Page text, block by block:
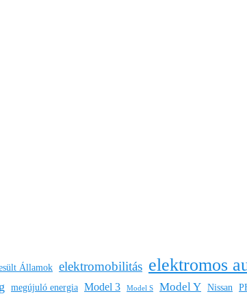
Államok elektromobilitás elektromos
megújuló energia Model 3 Model S Model Y Nissan